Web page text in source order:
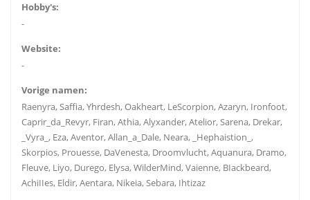
Hobby's:
-
Website:
-
Vorige namen:
Raenyra, Saffia, Yhrdesh, Oakheart, LeScorpion, Azaryn, Ironfoot,
Caprir_da_Revyr, Firan, Athia, Alyxander, Atelior, Sarena, Drekar,
_Vyra_, Eza, Aventor, Allan_a_Dale, Neara, _Hephaistion_,
Skorpios, Prouesse, DaVenesta, Droomvlucht, Aquanura, Dramo,
Fleuve, Liyo, Durego, Elysa, WilderMind, Vaienne, BIackbeard,
AchiIIes, Eldir, Aentara, Nikeia, Sebara, Ihtizaz